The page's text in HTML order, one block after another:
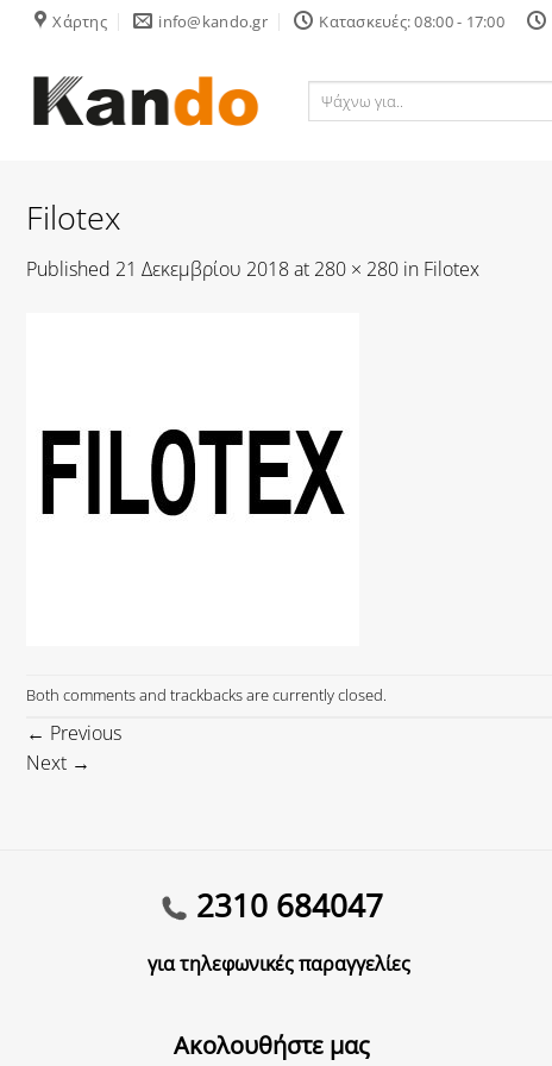
Skip
content
Χάρτης info@kando.gr Κατασκευές: 08:00 - 17:00
Ψάχνω
Filotex
Published 21 Δεκεμβρίου 2018at 280 × 280 in Filotex
Both comments and trackbacks are currently closed.
← Previous
Next →
2310 684047
για τηλεφωνικές παραγγελίες
Ακολουθήστε μας